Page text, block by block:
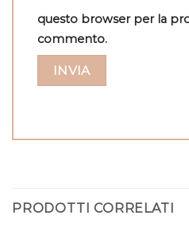
questo browser per la
commento.
PRODOTTI CORRELATI